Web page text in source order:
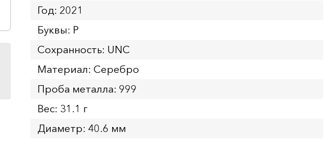
Год: 2021
Буквы: P
Сохранность: UNC
Материал: Серебро
Проба металла: 999
Вес: 31.1 г
Диаметр: 40.6 мм